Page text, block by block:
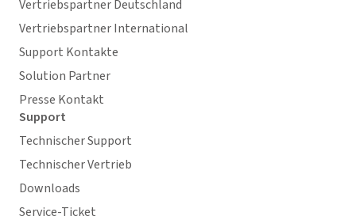
Vertriebspartner Deutschland
Vertriebspartner International
Support Kontakte
Solution Partner
Presse Kontakt
Support
Technischer Support
Technischer Vertrieb
Downloads
Service-Ticket